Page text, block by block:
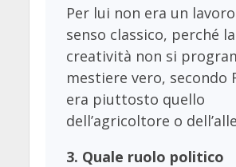
Per lui non era un
senso classico, perché la
creatività non si
mestiere vero, secondo
era piuttosto quello
dell’agricoltore o
3. Quale ruolo politico